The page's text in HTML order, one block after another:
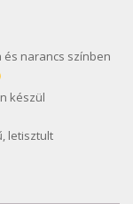
narancs színben
készül
letisztult